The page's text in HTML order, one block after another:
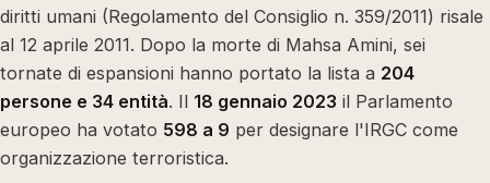
diritti umani (Regolamento del Consiglio n. 359/2011) risale
al 12 aprile 2011. Dopo la morte di Mahsa Amini, sei
tornate di espansioni hanno portato la lista a 204
persone e 34 entità. Il 18 gennaio 2023 il Parlamento
europeo ha votato 598 a 9 per designare l'IRGC come
organizzazione terroristica.